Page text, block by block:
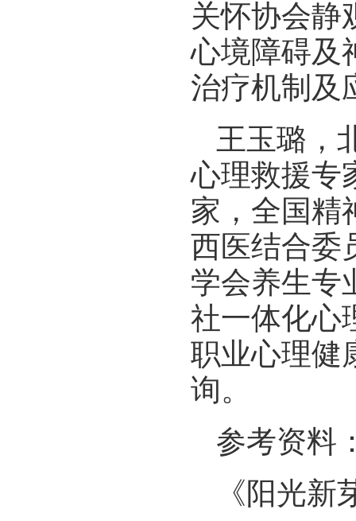
关怀协会静
心境障碍及
治疗机制及
王玉璐，
心理救援专
家，全国精
西医结合委
学会养生专
社一体化心
职业心理健
询。
参考资料
《阳光